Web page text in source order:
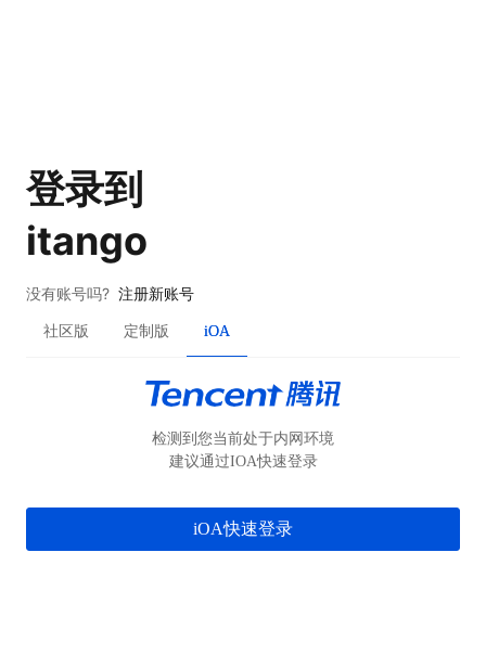
登录到
itango
没有账号吗? 注册新账号
社区版 定制版 iOA
检测到您当前处于内网环境
建议通过IOA快速登录
iOA快速登录